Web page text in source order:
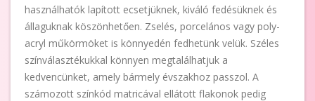
használhatók lapított ecsetjüknek, kiváló fedésüknek és
állaguknak köszönhetően. Zselés, porcelános vagy poly-
acryl műkörmöket is könnyedén fedhetünk velük. Széles
színválasztékukkal könnyen megtalálhatjuk a
kedvencünket, amely bármely évszakhoz passzol. A
számozott színkód matricával ellátott flakonok pedig